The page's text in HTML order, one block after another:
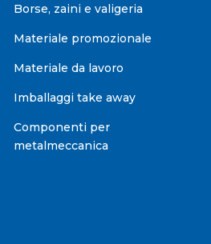
Borse, zaini e valigeria
Materiale promozionale
Materiale da lavoro
Imballaggi take away
Componenti per
metalmeccanica